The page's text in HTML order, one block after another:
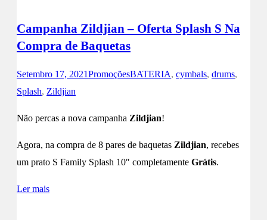
Campanha Zildjian – Oferta Splash S Na
Compra de Baquetas
Setembro 17, 2021PromoçõesBATERIA, cymbals, drums,
Splash, Zildjian
Não percas a nova campanha Zildjian!
Agora, na compra de 8 pares de baquetas Zildjian, recebes
um prato S Family Splash 10″ completamente Grátis.
Ler mais